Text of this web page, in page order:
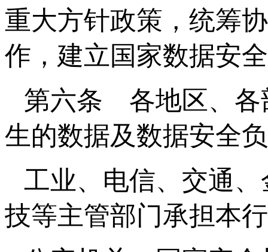
重大方针政策，统筹
作，建立国家数据安
第六条 各地区、各
生的数据及数据安全
工业、电信、交通
技等主管部门承担本